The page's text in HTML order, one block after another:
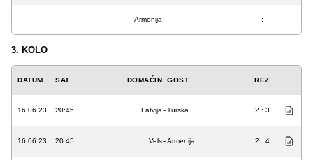
Armenija - - : -
3. KOLO
DATUM SAT DOMAĆIN GOST REZ
16.06.23. 20:45 Latvija -Turska 2 : 3
16.06.23. 20:45 Vels-Armenija 2 : 4